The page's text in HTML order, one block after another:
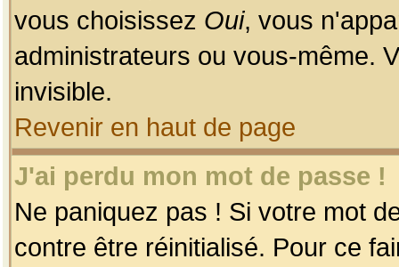
vous choisissez Oui, vous
administrateurs ou vous-même.
invisible.
Revenir en haut de page
J'ai perdu mon mot de passe !
Ne paniquez pas ! Si votre mot
contre être réinitialisé. Pour ce